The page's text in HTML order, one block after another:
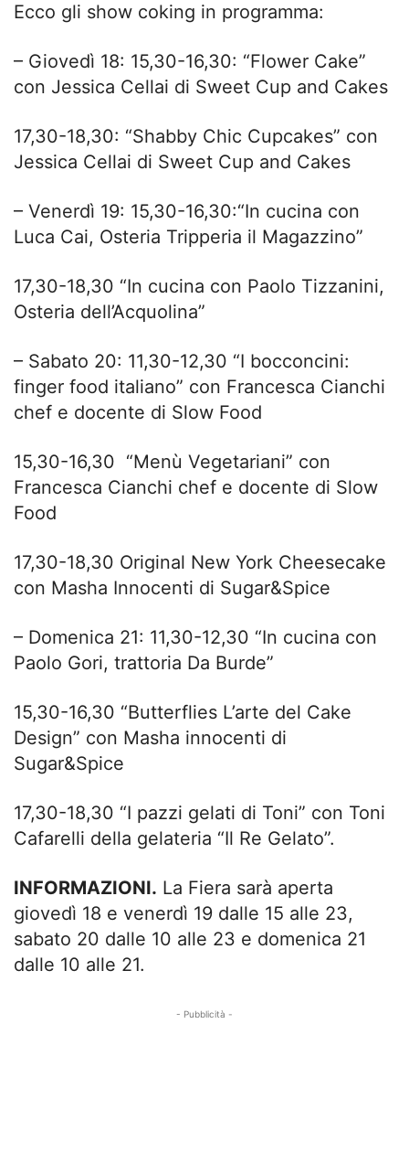
Ecco gli show coking in programma:
– Giovedì 18: 15,30-16,30: “Flower Cake”
con Jessica Cellai di Sweet Cup and Cakes
17,30-18,30: “Shabby Chic Cupcakes” con
Jessica Cellai di Sweet Cup and Cakes
– Venerdì 19: 15,30-16,30:“In cucina con
Luca Cai, Osteria Tripperia il Magazzino”
17,30-18,30 “In cucina con Paolo Tizzanini,
Osteria dell’Acquolina”
– Sabato 20: 11,30-12,30 “I bocconcini:
finger food italiano” con Francesca Cianchi
chef e docente di Slow Food
15,30-16,30 “Menù Vegetariani” con
Francesca Cianchi chef e docente di Slow
Food
17,30-18,30 Original New York Cheesecake
con Masha Innocenti di Sugar&Spice
– Domenica 21: 11,30-12,30 “In cucina con
Paolo Gori, trattoria Da Burde”
15,30-16,30 “Butterflies L’arte del Cake
Design” con Masha innocenti di
Sugar&Spice
17,30-18,30 “I pazzi gelati di Toni” con Toni
Cafarelli della gelateria “Il Re Gelato”.
INFORMAZIONI. La Fiera sarà aperta
giovedì 18 e venerdì 19 dalle 15 alle 23,
sabato 20 dalle 10 alle 23 e domenica 21
dalle 10 alle 21.
- Pubblicità -